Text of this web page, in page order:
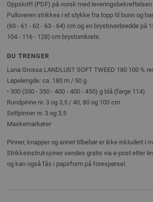
Oppskrift (PDF) på norsk med leveringsbekreftelsen
Pulloveren strikkes i et stykke fra topp til bunn og
(60 - 61 - 62 - 63 - 64) cm og en brystoverbredde på
104 - 116 - 128) cm brystomkrets.
DU TRENGER
Lana Grossa LANDLUST SOFT TWEED 180 100 %
Løpelengde: ca. 180 m / 50 g
• 300 (350 - 350 - 400 - 400 - 450) g blå (farge 114)
Rundpinne nr. 3 og 3,5 / 40, 80 og 100 cm
Settpinner nr. 3 og 3,5
Maskemarkører
Pinner, knapper og annet tilbehør er ikke inkludert i
Strikkeinstruksjoner sendes gratis via e-post etter
og kan også fås i papirform på forespørsel.